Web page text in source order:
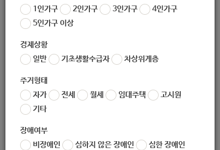
1인가구
2인가구 3인가구
4인가구
5인가구 이상
경제상황
일반
기초생활수급자 차상위계층
주거형태
자가
전세 월세 임대주택
고시원
기타
장애여부
비장애인
심하지 않은 장애인 심한 장애인